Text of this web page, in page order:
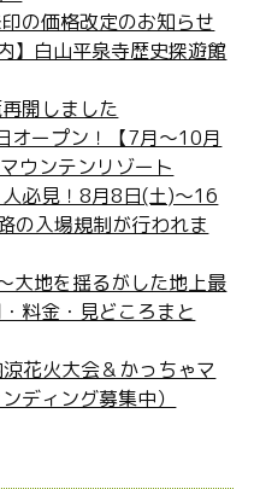
の価格改定のお知らせ
】白山平泉寺歴史探遊館
開しました
オープン！【7月～10月
ウンテンリゾート
必見！8月8日(土)～16
の入場規制が行われま
大地を揺るがした地上最
料金・見どころまと
花火大会＆かっちゃマ
ディング募集中）